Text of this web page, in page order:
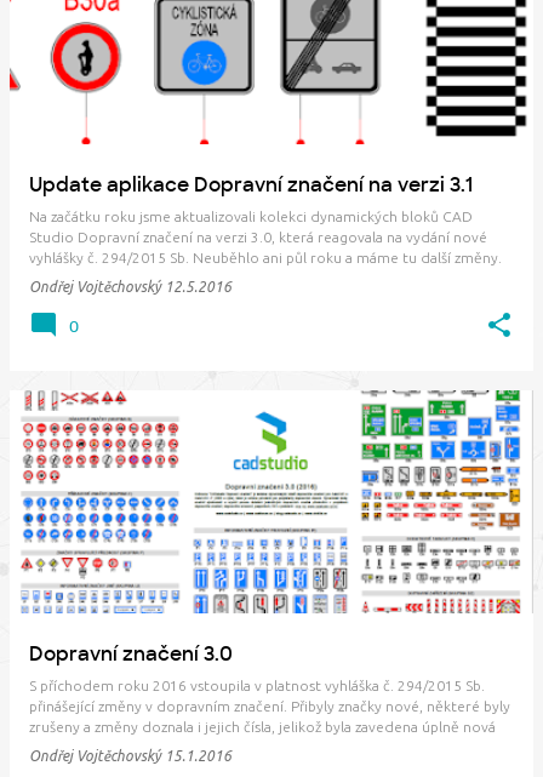
Update aplikace Dopravní značení na verzi 3.1
Na začátku roku jsme aktualizovali kolekci dynamických bloků CAD
Studio Dopravní značení na verzi 3.0, která reagovala na vydání nové
vyhlášky č. 294/2015 Sb. Neuběhlo ani půl roku a máme tu další změny.
Od 21. 3. 2016 je v platnosti nová vyhláška č. 84/2016 Sb., která přinesla
ještě několik málo n…
Ondřej Vojtěchovský 12.5.2016
0
Dopravní značení 3.0
S příchodem roku 2016 vstoupila v platnost vyhláška č. 294/2015 Sb.
přinášející změny v dopravním značení. Přibyly značky nové, některé byly
zrušeny a změny doznala i jejich čísla, jelikož byla zavedena úplně nová
skupina značek - Informativní značky zónové (IZ). Proto nyní přicházíme s
aktualizací…
Ondřej Vojtěchovský 15.1.2016